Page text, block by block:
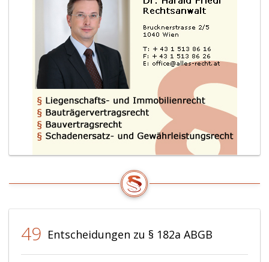
49 Entscheidungen zu § 182a ABGB